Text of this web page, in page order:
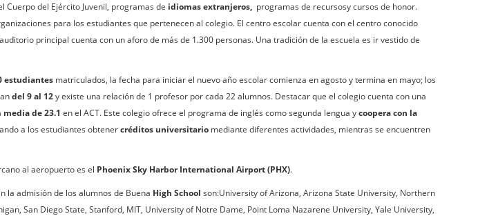
del Ejército Juvenil, programas de idiomas extranjeros, programas de recursosy cursos de honor.
para los estudiantes que pertenecen al colegio. El centro escolar cuenta con el centro conocido
principal cuenta con un aforo de más de 1.300 personas. Una tradición de la escuela es ir vestido de
estudiantes matriculados, la fecha para iniciar el nuevo año escolar comienza en agosto y termina en mayo; los
del 9 al 12y existe una relación de 1 profesor por cada 22 alumnos. Destacar que el colegio cuenta con una
media de 23.1 en el ACT. Este colegio ofrece el programa de inglés como segunda lengua ycoopera con la
a los estudiantes obtenercréditos universitario mediante diferentes actividades, mientras se encuentren
al aeropuerto es el Phoenix Sky Harbor International Airport (PHX).
la admisión de los alumnos de Buena High School son:University of Arizona, Arizona State University, Northern
San Diego State, Stanford, MIT, University of Notre Dame, Point Loma Nazarene University, Yale University,